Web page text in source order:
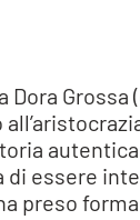
Dora
essere